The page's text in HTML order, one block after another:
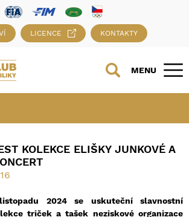
LICENCE KONTAKTY
MENU
KOLEKCE ELIŠKY JUNKOVÉ A
2024 se uskuteční slavnostní
triček a tašek neziskové organizace